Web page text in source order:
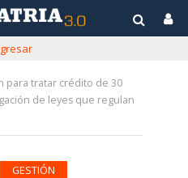
para tratar crédito de 30
de leyes que regulan
GESTIÓN